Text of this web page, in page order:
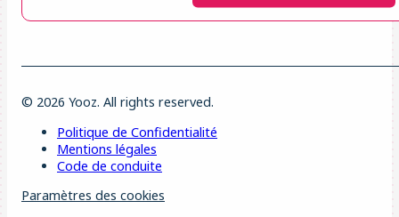
© 2026 Yooz. All rights reserved.
Politique de Confidentialité
Mentions légales
Code de conduite
Paramètres des cookies